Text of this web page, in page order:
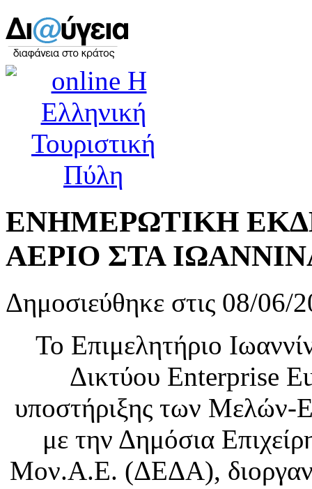
ΕΝΗΜΕΡΩΤΙΚΗ
ΑΕΡΙΟ ΣΤΑ
Δημοσιεύθηκε στις 08/06/
Το Επιμελητήριο
Δικτύου Enterprise
υποστήριξης των Μελών-
με την Δημόσια
Μον.Α.Ε. (ΔΕΔΑ),